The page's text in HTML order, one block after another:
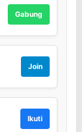
Gabung
Join
Ikuti